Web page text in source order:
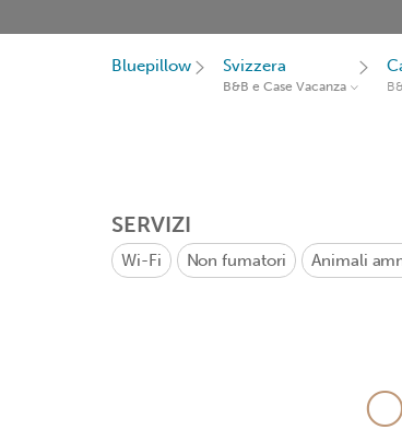
Bluepillow Svizzera
B&B e Case Vacanza
SERVIZI
Wi-Fi Non fumatori Animali